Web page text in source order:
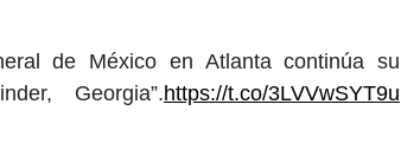
de México en Atlanta continúa su
Georgia”.https://t.co/3LVVwSYT9u